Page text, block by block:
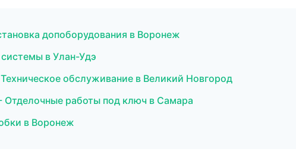
допоборудования в Воронеж
в Улан-Удэ
обслуживание в Великий Новгород
работы под ключ в Самара
в Воронеж